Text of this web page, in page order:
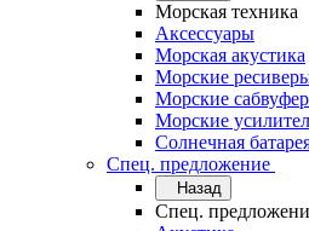
Морская техника
Аксессуары
Морская акустика
Морские
Морские
Морские
Солнечная
Спец. предложение
Назад
Спец.